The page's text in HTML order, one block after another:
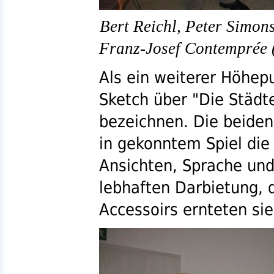
Bert Reichl, Peter
Franz-Josef Contemprée
Als ein weiterer
Sketch über "Die
bezeichnen. Die
in gekonntem Spiel
Ansichten, Sprache
lebhaften Darbietung,
Accessoirs ernteten